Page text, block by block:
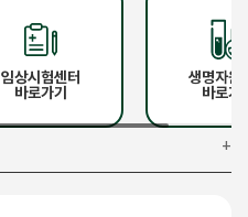
임상시험센터
바로가기
생명자원
바로가
+